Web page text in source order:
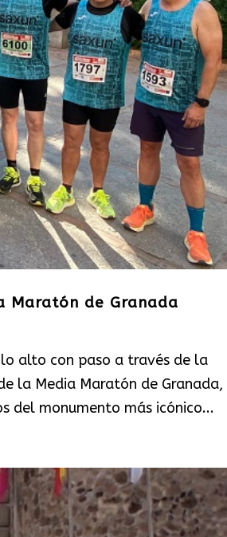
Maratón de Granada
alto con paso a través de la
la Media Maratón de Granada,
del monumento más icónico...